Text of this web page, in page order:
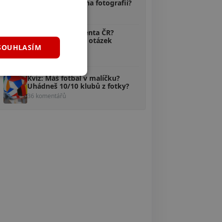
Uhodneš, kdo je na fotografii?
Kvíz: Znáš prezidenta ČR?
Odpovíš na 10/10 otázek
správně?
38 komentářů
Kvíz: Máš fotbal v malíčku?
Uhádneš 10/10 klubů z fotky?
36 komentářů